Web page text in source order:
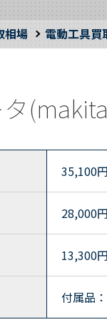
相場 電動工具買
35,100円
28,000円
13,300円
付属品